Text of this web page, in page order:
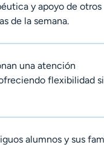
y apoyo de otros
de la semana.
una atención
flexibilidad
alumnos y sus